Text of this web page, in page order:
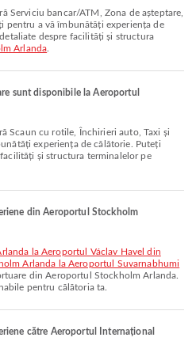
pentru a vă îmbunătăți experiența de
despre facilități și structura
Arlanda
sunt disponibile la Aeroportul
experiența de călătorie. Puteți
și structura terminalelor pe
din Aeroportul Stockholm
Arlanda la Aeroportul Suvarnabhumi
din Aeroportul Stockholm Arlanda.
pentru călătoria ta.
către Aeroportul Internațional